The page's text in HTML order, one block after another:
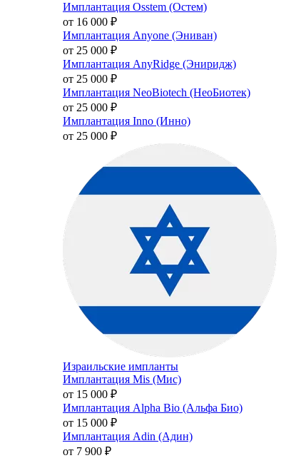
Имплантация Osstem (Остем)
от 16 000 ₽
Имплантация Anyone (Эниван)
от 25 000 ₽
Имплантация AnyRidge (Эниридж)
от 25 000 ₽
Имплантация NeoBiotech (НеоБиотек)
от 25 000 ₽
Имплантация Inno (Инно)
от 25 000 ₽
Израильские импланты
Имплантация Mis (Мис)
от 15 000 ₽
Имплантация Alpha Bio (Альфа Био)
от 15 000 ₽
Имплантация Adin (Адин)
от 7 900 ₽